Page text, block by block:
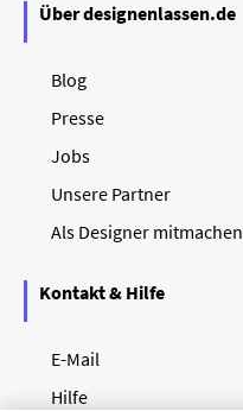
Über designenlassen.de
Blog
Presse
Jobs
Unsere Partner
Als Designer mitmachen
Kontakt & Hilfe
E-Mail
Hilfe